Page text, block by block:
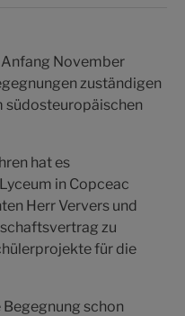
November
zuständigen
südosteuropäischen
hat es
in Copceac
Herr Ververs und
zu
für die
schon